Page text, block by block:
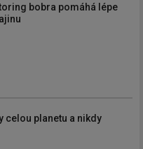
bobra pomáhá lépe
celou planetu a nikdy